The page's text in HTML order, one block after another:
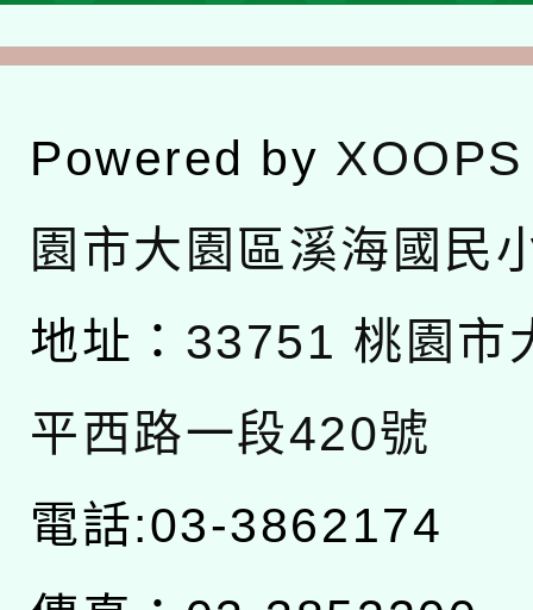
Powered by XOOPS
園市大園區溪海國民
地址： 33751 桃園市
平西路一段420號
電話:03-3862174